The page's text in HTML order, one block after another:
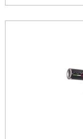
entwickelt. Das
einer sportlich-
gleichbleibend
& Play – für die
einer Fachwerkstatt
Endschalldämpfer mit
und Drehmomentsteigerung